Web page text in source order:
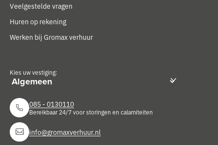
Veelgestelde vragen
Huren op rekening
Werken bij Gromax verhuur
Kies uw vestiging:
085 - 0130110
Bereikbaar 24/7 voor storingen en calamiteiten
info@gromaxverhuur.nl